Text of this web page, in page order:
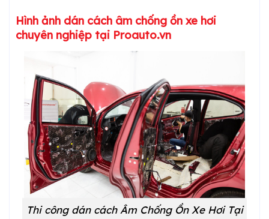
Hình ảnh dán cách âm chống ồn xe hơi
chuyên nghiệp tại Proauto.vn
Thi công dán cách Âm Chống Ồn Xe Hơi Tại